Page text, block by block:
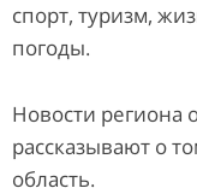
спорт, туризм,
погоды.
Новости региона
рассказывают о
область.